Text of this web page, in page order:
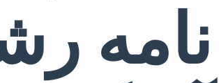
نامه